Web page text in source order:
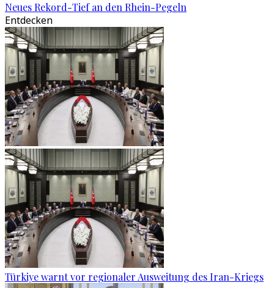
Neues Rekord-Tief an den Rhein-Pegeln
Entdecken
Türkiye warnt vor regionaler Ausweitung des Iran-Kriegs